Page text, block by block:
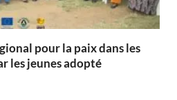
pour la paix dans les
les jeunes adopté